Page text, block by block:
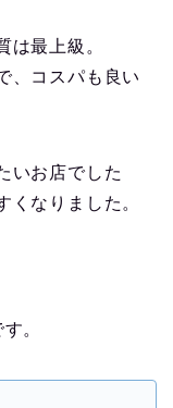
は最上級。
、コスパも良い
いお店でした
くなりました。
。